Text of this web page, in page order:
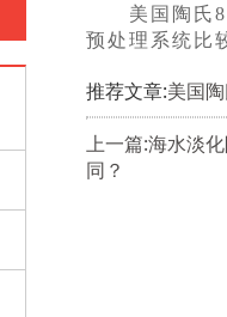
美国陶氏
预处理系统比
推荐文章:美国
上一篇:海水淡
同？